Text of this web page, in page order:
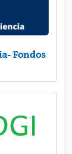
Fondos